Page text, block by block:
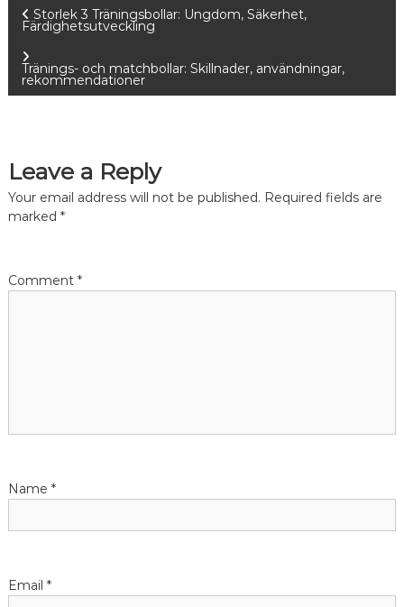
P
o
s
n
a
i
o
Storlek 3 Träningsbollar: Ungdom, Säkerhet,
Färdighetsutveckling
Tränings- och matchbollar: Skillnader, användningar,
rekommendationer
Leave a Reply
Your email address will not be published. Required fields are
marked *
Comment *
Name *
Email *